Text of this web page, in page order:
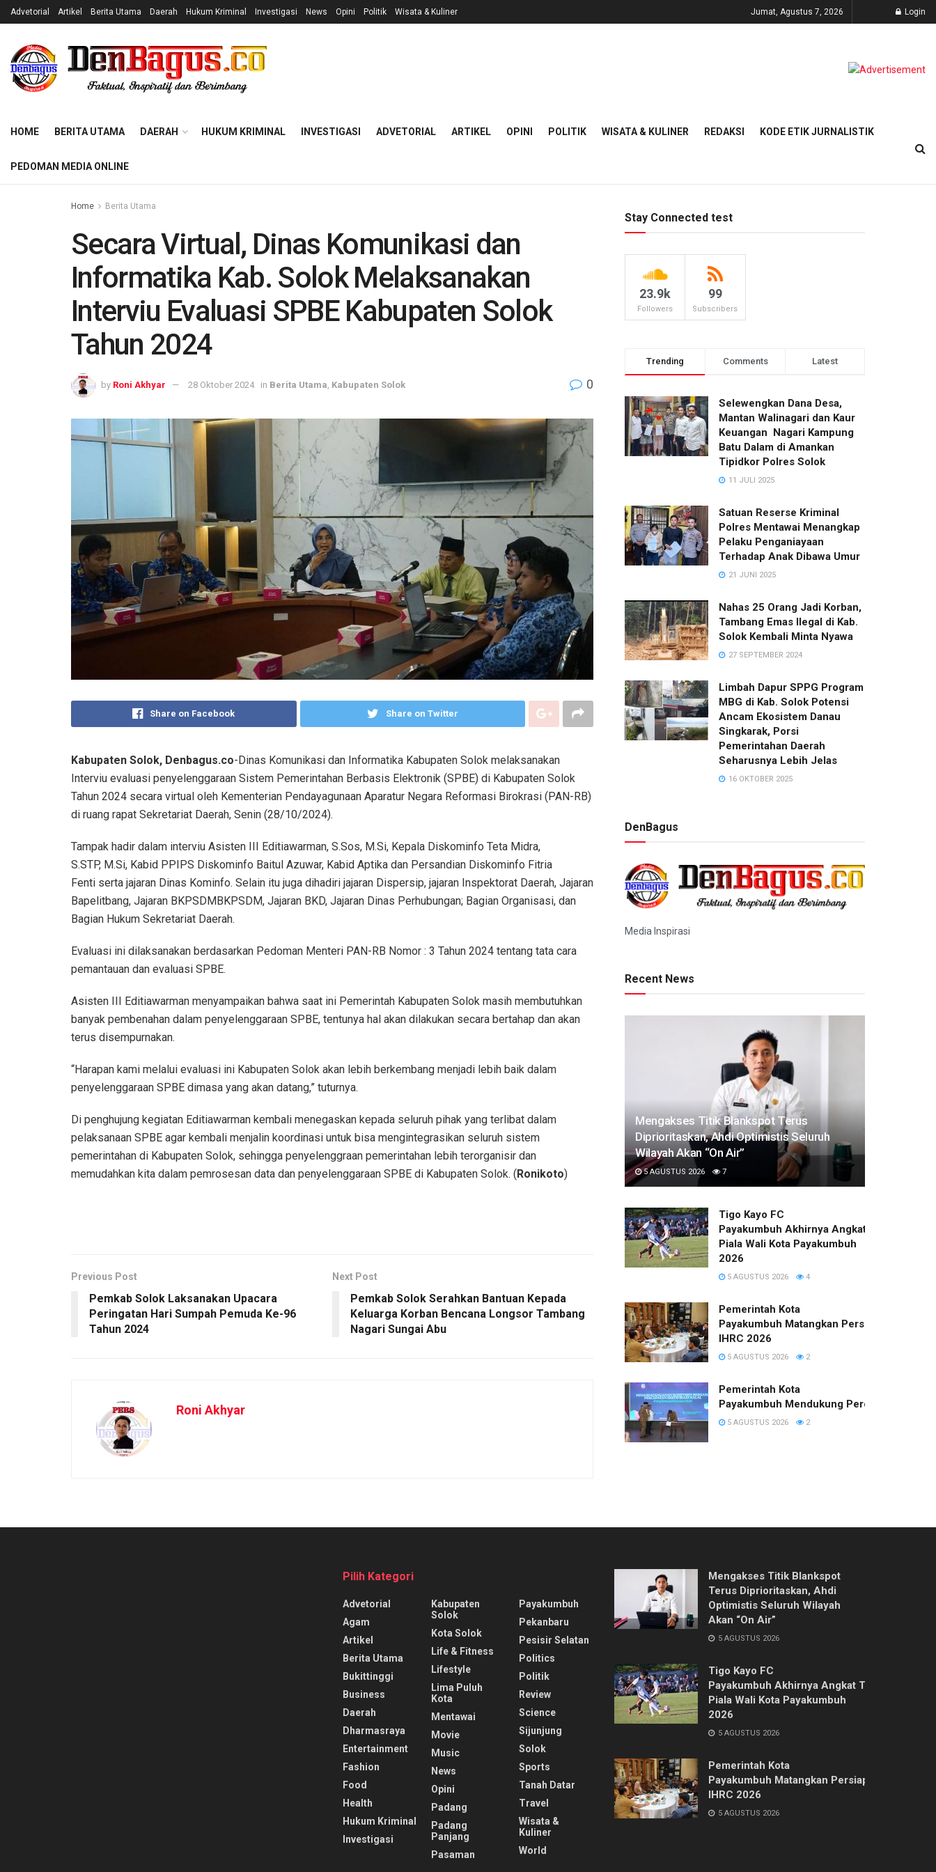
Advetorial Artikel Berita Utama Daerah Hukum Kriminal Investigasi News Opini Politik Wisata & Kuliner Jumat, Agustus 7, 2026 Login
HOME BERITA UTAMA DAERAH HUKUM KRIMINAL INVESTIGASI ADVETORIAL ARTIKEL OPINI POLITIK WISATA & KULINER REDAKSI KODE ETIK JURNALISTIK
PEDOMAN MEDIA ONLINE
Home Berita Utama
Secara Virtual, Dinas Komunikasi dan
Informatika Kab. Solok Melaksanakan
Interviu Evaluasi SPBE Kabupaten Solok
Tahun 2024
by Roni Akhyar 28 Oktober 2024 in Berita Utama Kabupaten Solok 0
Share on Facebook Share on Twitter
Kabupaten Solok, Denbagus.co-Dinas Komunikasi dan Informatika Kabupaten Solok melaksanakan
Interviu evaluasi penyelenggaraan Sistem Pemerintahan Berbasis Elektronik (SPBE) di Kabupaten Solok
Tahun 2024 secara virtual oleh Kementerian Pendayagunaan Aparatur Negara Reformasi Birokrasi (PAN-RB)
di ruang rapat Sekretariat Daerah, Senin (28/10/2024).
Tampak hadir dalam interviu Asisten III Editiawarman, S.Sos, M.Si, Kepala Diskominfo Teta Midra,
S.STP, M.Si, Kabid PPIPS Diskominfo Baitul Azuwar, Kabid Aptika dan Persandian Diskominfo Fitria
Fenti serta jajaran Dinas Kominfo. Selain itu juga dihadiri jajaran Dispersip, jajaran Inspektorat Daerah, Jajaran
Bapelitbang, Jajaran BKPSDMBKPSDM, Jajaran BKD, Jajaran Dinas Perhubungan; Bagian Organisasi, dan
Bagian Hukum Sekretariat Daerah.
Evaluasi ini dilaksanakan berdasarkan Pedoman Menteri PAN-RB Nomor : 3 Tahun 2024 tentang tata cara
pemantauan dan evaluasi SPBE.
Asisten III Editiawarman menyampaikan bahwa saat ini Pemerintah Kabupaten Solok masih membutuhkan
banyak pembenahan dalam penyelenggaraan SPBE, tentunya hal akan dilakukan secara bertahap dan akan
terus disempurnakan.
“Harapan kami melalui evaluasi ini Kabupaten Solok akan lebih berkembang menjadi lebih baik dalam
penyelenggaraan SPBE dimasa yang akan datang,” tuturnya.
Di penghujung kegiatan Editiawarman kembali menegaskan kepada seluruh pihak yang terlibat dalam
pelaksanaan SPBE agar kembali menjalin koordinasi untuk bisa mengintegrasikan seluruh sistem
pemerintahan di Kabupaten Solok, sehingga penyelenggraan pemerintahan lebih terorganisir dan
memudahkan kita dalam pemrosesan data dan penyelenggaraan SPBE di Kabupaten Solok. (Ronikoto)
Previous Post
Pemkab Solok Laksanakan Upacara
Peringatan Hari Sumpah Pemuda Ke-96
Tahun 2024
Next Post
Pemkab Solok Serahkan Bantuan Kepada
Keluarga Korban Bencana Longsor Tambang
Nagari Sungai Abu
Roni Akhyar
Stay Connected test
23.9k
Followers
99
Subscribers
Trending Comments Latest
Selewengkan Dana Desa,
Mantan Walinagari dan Kaur
Keuangan Nagari Kampung
Batu Dalam di Amankan
Tipidkor Polres Solok
11 JULI 2025
Satuan Reserse Kriminal
Polres Mentawai Menangkap
Pelaku Penganiayaan
Terhadap Anak Dibawa Umur
21 JUNI 2025
Nahas 25 Orang Jadi Korban,
Tambang Emas Ilegal di Kab.
Solok Kembali Minta Nyawa
27 SEPTEMBER 2024
Limbah Dapur SPPG Program
MBG di Kab. Solok Potensi
Ancam Ekosistem Danau
Singkarak, Porsi
Pemerintahan Daerah
Seharusnya Lebih Jelas
16 OKTOBER 2025
DenBagus
Media Inspirasi
Recent News
Mengakses Titik Blankspot Terus
Diprioritaskan, Ahdi Optimistis Seluruh
Wilayah Akan “On Air”
5 AGUSTUS 2026 7
Tigo Kayo FC
Payakumbuh Akhirnya Angkat Trofi
Piala Wali Kota Payakumbuh
2026
5 AGUSTUS 2026 4
Pemerintah Kota
Payakumbuh Matangkan Persiapan
IHRC 2026
5 AGUSTUS 2026 2
Pemerintah Kota
Payakumbuh Mendukung Percepatan
5 AGUSTUS 2026 2
Pilih Kategori
Advetorial
Agam
Artikel
Berita Utama
Bukittinggi
Business
Daerah
Dharmasraya
Entertainment
Fashion
Food
Health
Hukum Kriminal
Investigasi
Kabupaten
Solok
Kota Solok
Life & Fitness
Lifestyle
Lima Puluh
Kota
Mentawai
Movie
Music
News
Opini
Padang
Padang
Panjang
Pasaman
Payakumbuh
Pekanbaru
Pesisir Selatan
Politics
Politik
Review
Science
Sijunjung
Solok
Sports
Tanah Datar
Travel
Wisata &
Kuliner
World
Mengakses Titik Blankspot
Terus Diprioritaskan, Ahdi
Optimistis Seluruh Wilayah
Akan “On Air”
5 AGUSTUS 2026
Tigo Kayo FC
Payakumbuh Akhirnya Angkat Trofi
Piala Wali Kota Payakumbuh
2026
5 AGUSTUS 2026
Pemerintah Kota
Payakumbuh Matangkan Persiapan
IHRC 2026
5 AGUSTUS 2026